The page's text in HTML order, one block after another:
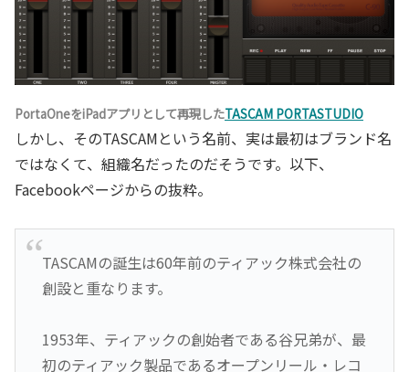
PortaOneをiPadアプリとして再現したTASCAM PORTASTUDIO
しかし、そのTASCAMという名前、実は最初はブランド名
ではなくて、組織名だったのだそうです。以下、
Facebookページからの抜粋。
TASCAMの誕生は60年前のティアック株式会社の
創設と重なります。
1953年、ティアックの創始者である谷兄弟が、最
初のティアック製品であるオープンリール・レコ